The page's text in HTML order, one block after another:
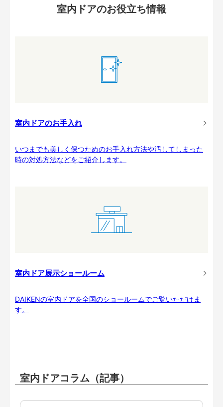
室内ドアのお役立ち情報
室内ドアのお手入れ
いつまでも美しく保つためのお手入れ方法や汚してしまった
時の対処方法などをご紹介します。
室内ドア展示ショールーム
DAIKENの室内ドアを全国のショールームでご覧いただけま
す。
室内ドアコラム（記事）